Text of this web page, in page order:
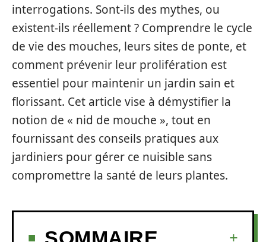
interrogations. Sont-ils des mythes, ou
existent-ils réellement ? Comprendre le cycle
de vie des mouches, leurs sites de ponte, et
comment prévenir leur prolifération est
essentiel pour maintenir un jardin sain et
florissant. Cet article vise à démystifier la
notion de « nid de mouche », tout en
fournissant des conseils pratiques aux
jardiniers pour gérer ce nuisible sans
compromettre la santé de leurs plantes.